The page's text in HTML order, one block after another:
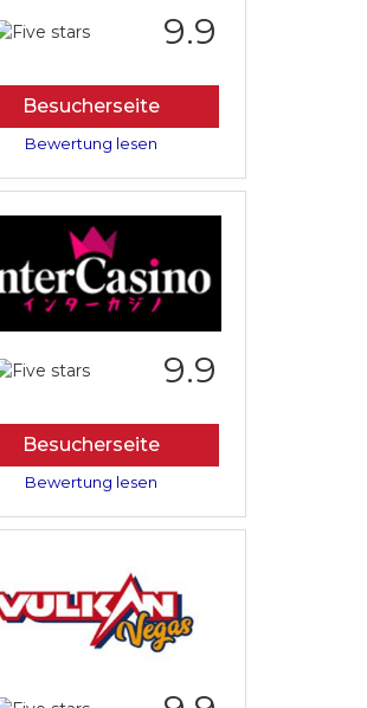
9.9
Besucherseite
Bewertung lesen
9.9
Besucherseite
Bewertung lesen